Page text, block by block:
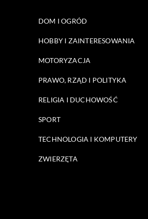
DOM I OGRÓD
HOBBY I ZAINTERESOWANIA
MOTORYZACJA
PRAWO, RZĄD I POLITYKA
RELIGIA I DUCHOWOŚĆ
SPORT
TECHNOLOGIA I KOMPUTERY
ZWIERZĘTA